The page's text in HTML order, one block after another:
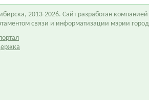
2013-2026. Сайт разработан компанией
связи и информатизации мэрии